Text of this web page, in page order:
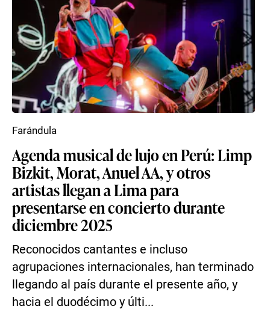
Agenda musical de lujo en Perú: Limp
Bizkit, Morat, Anuel AA, y otros
artistas llegan a Lima para
presentarse en concierto durante
diciembre 2025
Reconocidos cantantes e incluso
agrupaciones internacionales, han terminado
llegando al país durante el presente año, y
hacia el duodécimo y últi...
Farándula